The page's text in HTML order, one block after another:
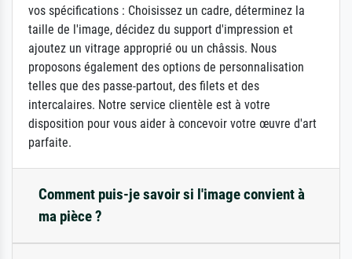
vos spécifications : Choisissez un cadre, déterminez la
taille de l'image, décidez du support d'impression et
ajoutez un vitrage approprié ou un châssis. Nous
proposons également des options de personnalisation
telles que des passe-partout, des filets et des
intercalaires. Notre service clientèle est à votre
disposition pour vous aider à concevoir votre œuvre d'art
parfaite.
Comment puis-je savoir si l'image convient à
ma pièce ?